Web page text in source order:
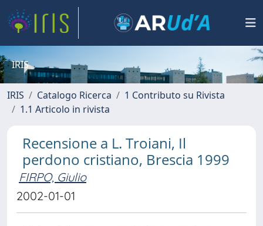
IRIS
IRIS Catalogo Ricerca
1 Contributo su Rivista
1.1 Articolo in rivista
Recensione a L. Troiani, Il
perdono cristiano, Brescia 1999
FIRPO, Giulio
2002-01-01